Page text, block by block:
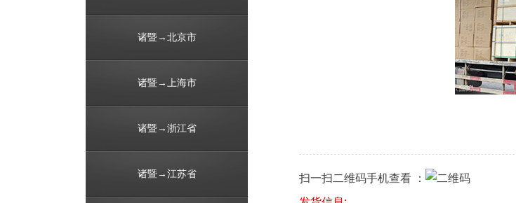
诸暨→北京市
诸暨→上海市
诸暨→浙江省
诸暨→江苏省
扫一扫二维码手机查看 ：